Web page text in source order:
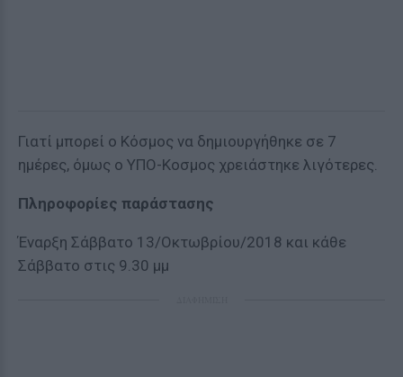
Γιατί μπορεί ο Κόσμος να δημιουργήθηκε σε 7
ημέρες, όμως ο ΥΠΟ-Κοσμος χρειάστηκε λιγότερες.
Πληροφορίες παράστασης
Έναρξη Σάββατο 13/Οκτωβρίου/2018 και κάθε
Σάββατο στις 9.30 μμ